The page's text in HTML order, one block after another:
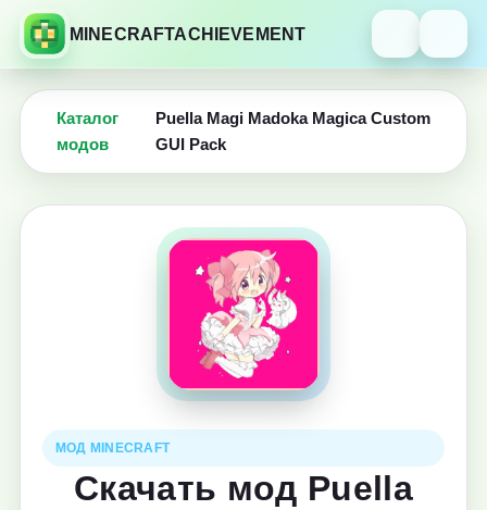
MINECRAFTACHIEVEMENT
Каталог
модов
Puella Magi Madoka Magica Custom
GUI Pack
МОД MINECRAFT
Скачать мод Puella